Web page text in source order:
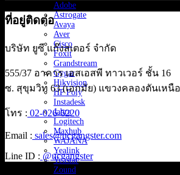
Adobe
Astrogate
Avaya
Aver
Cisco
Foxit
Grandstream
Gygar
Hikvision
HP Poly
Instadesk
Jabra
Logitech
Maxhub
WAJANA
Yealink
Yeastar
Zound
ที่อยู่ติดต่อ
บริษัท ยูซี แก๊งสเตอร์ จำกัด
555/37 อาคาร เอสเอสพี ทาวเวอร์ ชั้น 16
ซ. สุขุมวิท 63 (เอกมัย) แขวงคลองตันเหนื
โทร : 02-026-6220
Email : sales@ucgangster.com
Line ID : @ucgangster